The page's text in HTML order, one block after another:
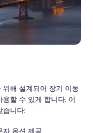
해 설계되어 장기 이동
할 수 있게 합니다. 이
습니다:
자 옵션 제공